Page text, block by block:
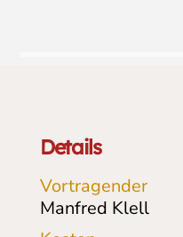
Details
Vortragender
Manfred Klell